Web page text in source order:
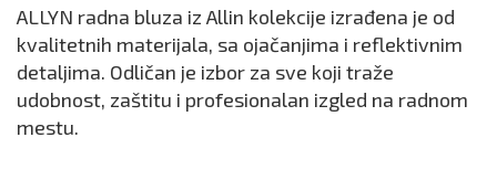
ALLYN radna bluza iz Allin kolekcije izrađena je od
kvalitetnih materijala, sa ojačanjima i reflektivnim
detaljima. Odličan je izbor za sve koji traže
udobnost, zaštitu i profesionalan izgled na radnom
mestu.